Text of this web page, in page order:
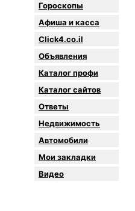
Гороскопы
Афиша и касса
Click4.co.il
Объявления
Каталог профи
Каталог сайтов
Oтветы
Недвижимость
Автомобили
Мои закладки
Видео